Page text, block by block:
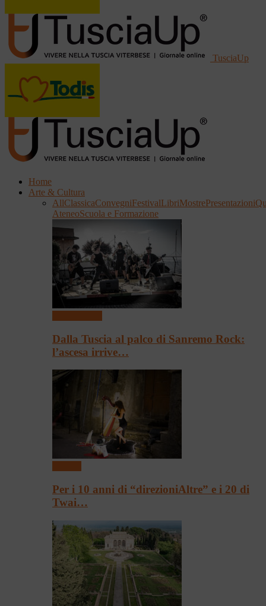
TusciaUp
Home
Arte & Cultura
AllClassicaConvegniFestivalLibriMostrePresentazioni
AteneoScuola e Formazione
Dalla Tuscia al palco di Sanremo Rock:
l’ascesa irrive…
Per i 10 anni di “direzioniAltre” e i 20 di
Twai…